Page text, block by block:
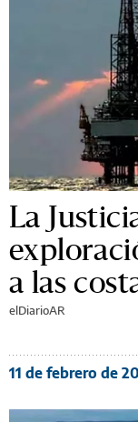
La
a las
elDiarioAR
11 de febrero de